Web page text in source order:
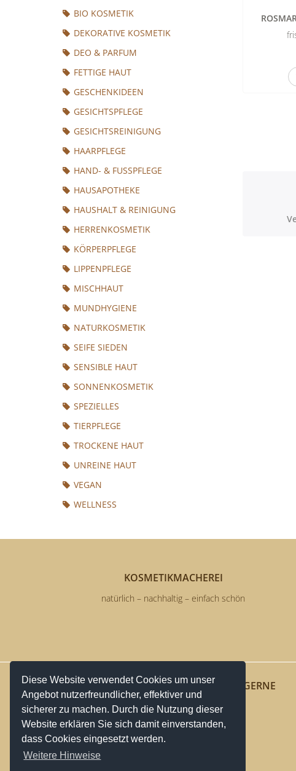
Diese Website verwendet Cookies um unser
Angebot nutzerfreundlicher, effektiver und
sicherer zu machen. Durch die Nutzung dieser
Website erklären Sie sich damit einverstanden,
dass Cookies eingesetzt werden.
Weitere Hinweise
BIO KOSMETIK
DEKORATIVE KOSMETIK
DEO & PARFUM
FETTIGE HAUT
GESCHENKIDEEN
GESICHTSPFLEGE
GESICHTSREINIGUNG
HAARPFLEGE
HAND- & FUSSPFLEGE
HAUSAPOTHEKE
HAUSHALT & REINIGUNG
HERRENKOSMETIK
KÖRPERPFLEGE
LIPPENPFLEGE
MISCHHAUT
MUNDHYGIENE
NATURKOSMETIK
SEIFE SIEDEN
SENSIBLE HAUT
SONNENKOSMETIK
SPEZIELLES
TIERPFLEGE
TROCKENE HAUT
UNREINE HAUT
VEGAN
WELLNESS
KOSMETIKMACHEREI
natürlich – nachhaltig – einfach schön
ÜBER UNS
Karriere
Geschäft
Impressum
WIR HELFEN GERNE
Online Hilfe
FAQs